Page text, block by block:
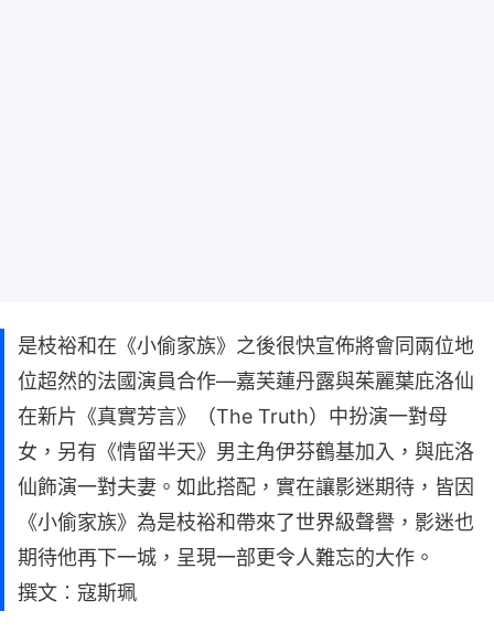
是枝裕和在《小偷家族》之後很快宣佈將會同兩位地
位超然的法國演員合作—嘉芙蓮丹露與茱麗葉庇洛仙
在新片《真實芳言》（The Truth）中扮演一對母
女，另有《情留半天》男主角伊芬鶴基加入，與庇洛
仙飾演一對夫妻。如此搭配，實在讓影迷期待，皆因
《小偷家族》為是枝裕和帶來了世界級聲譽，影迷也
期待他再下一城，呈現一部更令人難忘的大作。
撰文︰寇斯珮